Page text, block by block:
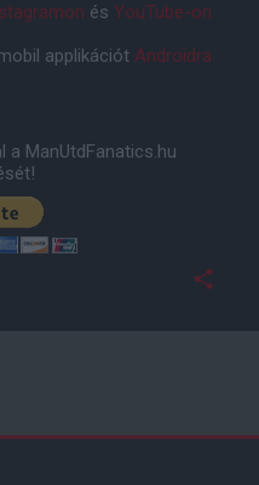
és YouTube-on
applikációt Androidra
a ManUtdFanatics.hu